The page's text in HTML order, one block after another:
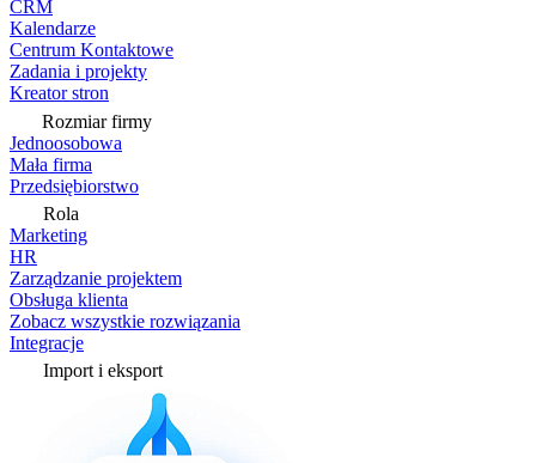
CRM
Kalendarze
Centrum Kontaktowe
Zadania i projekty
Kreator stron
Rozmiar firmy
Jednoosobowa
Mała firma
Przedsiębiorstwo
Rola
Marketing
HR
Zarządzanie projektem
Obsługa klienta
Zobacz wszystkie rozwiązania
Integracje
Import i eksport